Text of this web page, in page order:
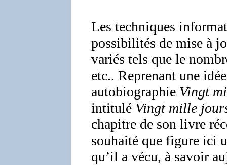
Les techniques
possibilités de mise à
variés tels que le
etc.. Reprenant une
autobiographie Vingt
intitulé Vingt mille
chapitre de son livre
souhaité que figure ici
qu’il a vécu, à savoir